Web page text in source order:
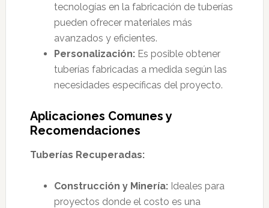
tecnologías en la fabricación de tuberías
pueden ofrecer materiales más
avanzados y eficientes.
Personalización:Es posible obtener
tuberías fabricadas a medida según las
necesidades específicas del proyecto.
Aplicaciones Comunes y
Recomendaciones
Tuberías Recuperadas:
Construcción y Minería:Ideales para
proyectos donde el costo es una